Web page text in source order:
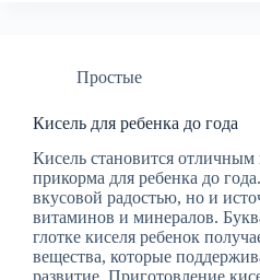
Простые
Кисель для ребенка до года
Кисель становится отличным
прикорма для ребенка до
вкусовой радостью, но и
витаминов и минералов.
глотке киселя ребенок
вещества, которые